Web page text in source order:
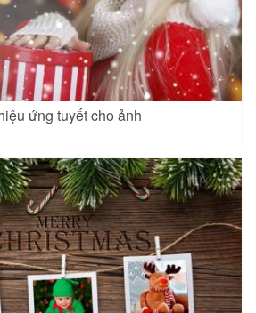
ứng tuyết cho ảnh